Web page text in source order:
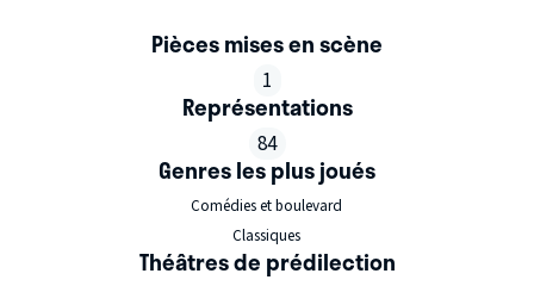
Pièces mises en scène
1
Représentations
84
Genres les plus joués
Comédies et boulevard
Classiques
Théâtres de prédilection